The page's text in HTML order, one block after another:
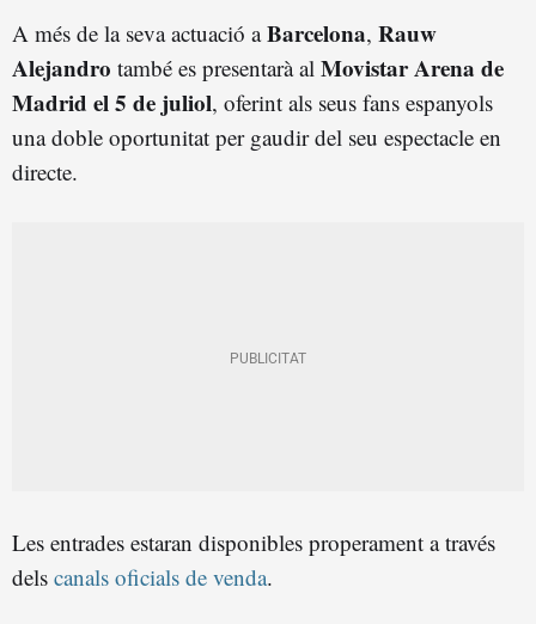
A més de la seva actuació aBarcelona, Rauw
Alejandro també es presentarà al Movistar Arena de
Madrid el 5 de juliol, oferint als seus fans espanyols
una doble oportunitat per gaudir del seu espectacle en
directe.
Les entrades estaran disponibles properament a través
dels canals oficials de venda.